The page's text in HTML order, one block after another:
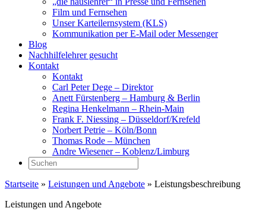
Film und Fernsehen
Unser Karteilernsystem (KLS)
Kommunikation per E-Mail oder Messenger
Blog
Nachhilfelehrer gesucht
Kontakt
Kontakt
Carl Peter Dege – Direktor
Anett Fürstenberg – Hamburg & Berlin
Regina Henkelmann – Rhein-Main
Frank F. Niessing – Düsseldorf/Krefeld
Norbert Petrie – Köln/Bonn
Thomas Rode – München
Andre Wiesener – Koblenz/Limburg
Startseite » Leistungen und Angebote » Leistungsbeschreibung
Leistungen und Angebote